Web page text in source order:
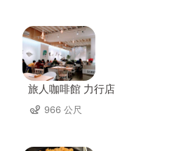
旅人咖啡館 力行店
966 公尺